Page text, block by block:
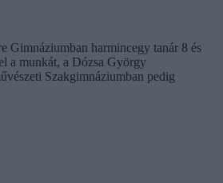
Gimnáziumban harmincegy tanár 8 és
a munkát, a Dózsa György
Szakgimnáziumban pedig